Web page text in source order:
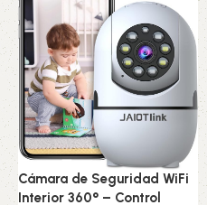
Cámara de Seguridad WiFi
Interior 360° – Control